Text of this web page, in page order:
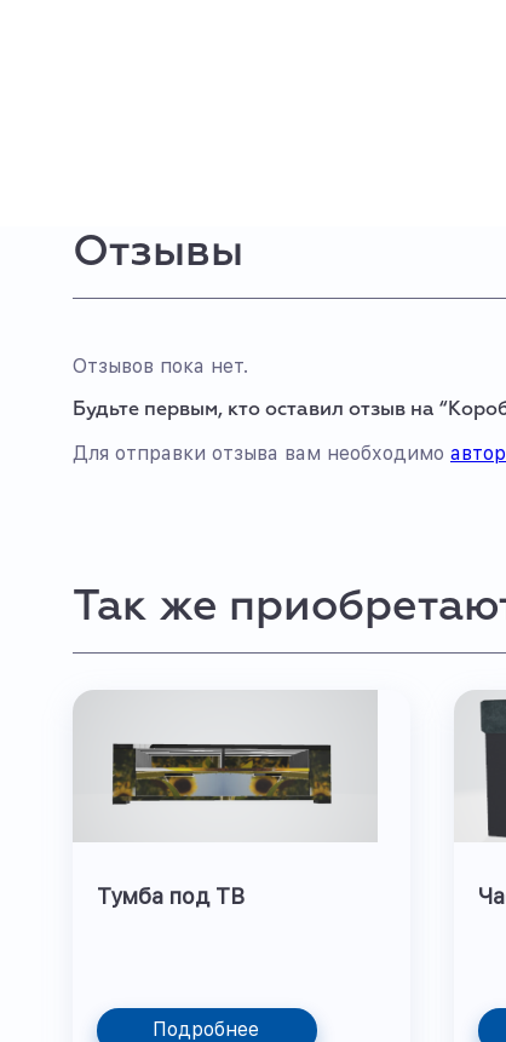
Отзывы
Отзывов пока нет.
Будьте первым, кто оставил отзыв на
Для отправки отзыва вам необходимо
Так же
Тумба под ТВ
Подробнее